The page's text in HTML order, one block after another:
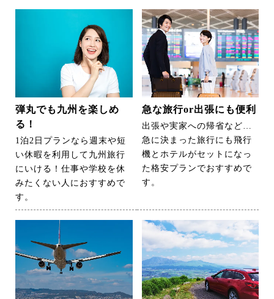
弾丸でも九州を楽しめ
る！
1泊2日プランなら週末や短
い休暇を利用して九州旅行
にいける！仕事や学校を休
みたくない人におすすめで
す。
急な旅行or出張にも便利
出張や実家への帰省など…
急に決まった旅行にも飛行
機とホテルがセットになっ
た格安プランでおすすめで
す。